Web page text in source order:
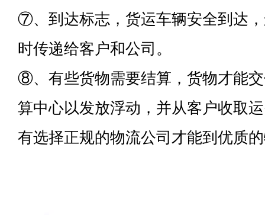
⑦、到达标志，货运车辆安全到达
时传递给客户和公司。
⑧、有些货物需要结算，货物才能
算中心以发放浮动，并从客户收取
有选择正规的物流公司才能到优质